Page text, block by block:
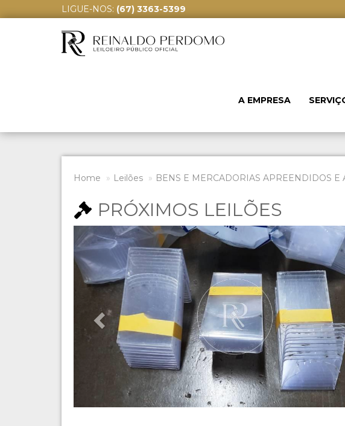
LIGUE-NOS: (67) 3363-5399
A EMPRESA
Home Leilões BENS E MERCADORIAS APREENDIDOS
PRÓXIMOS LEILÕES
Previous